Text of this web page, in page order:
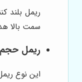
ریمل بلند
سمت بالا
ریمل حجم
این نوع